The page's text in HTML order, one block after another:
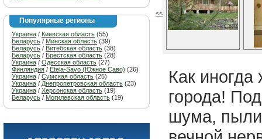
Популярные регионы
Украина / Киевская область (55)
Беларусь / Минская область (39)
Беларусь / Витебская область (38)
Беларусь / Брестская область (28)
Украина / Одесская область (27)
Финляндия / Etela-Savo (Южное Саво) (26)
Украина / Сумская область (25)
Украина / Днепропетровская область (23)
Украина / Херсонская область (19)
Беларусь / Могилевская область (19)
<<
Как иногда
города!
шума,